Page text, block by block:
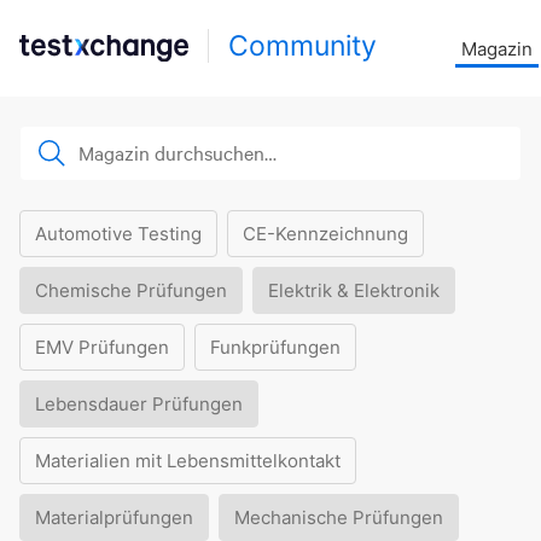
Community Magazin
Automotive Testing CE-Kennzeichnung
Chemische Prüfungen Elektrik & Elektronik
EMV Prüfungen Funkprüfungen
Lebensdauer Prüfungen
Materialien mit Lebensmittelkontakt
Materialprüfungen Mechanische Prüfungen